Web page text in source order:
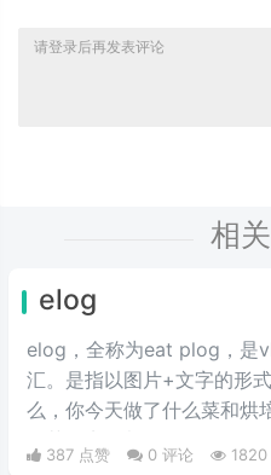
相
elog
elog，全称为eat plog，是
汇。是指以图片+文字的形
么，你今天做了什么菜和烘
奶茶盘点，都值得记录。
387 点赞 0 评论